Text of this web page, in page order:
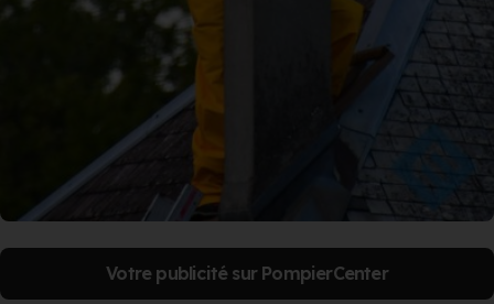
Votre publicité sur PompierCenter